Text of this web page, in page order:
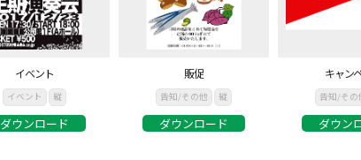
イベント
イベント 縦
ダウンロード
販促
告知/その他 縦
ダウンロード
キャン
告知/その
ダウン